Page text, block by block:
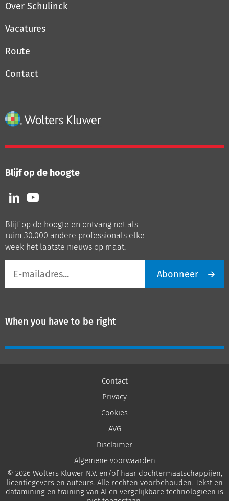
Over Schulinck
Vacatures
Route
Contact
Blijf op de hoogte
Volg
ons
LinkedIn
Volg
ons
Youtube
Blijf op de hoogte en ontvang net als
ruim 30.000 andere professionals elke
week het laatste nieuws op maat.
mailadres
Abonneer
When you have to be right
Contact
Privacy
Cookies
AVG
Disclaimer
Algemene voorwaarden
© 2026 Wolters Kluwer N.V. en/of haar dochtermaatschappijen,
licentiegevers en auteurs. Alle rechten voorbehouden. Tekst en
datamining en training van AI en vergelijkbare technologieën is